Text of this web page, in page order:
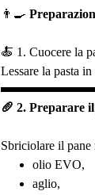
👨‍🍳
🍝 1. Cuocere la
Lessare la pasta
🥖 2. Preparare
Sbriciolare il pane
olio EVO,
aglio,